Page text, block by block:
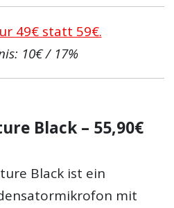
49€ statt 59€.
10€ / 17%
Black – 55,90€
Black ist ein
mit